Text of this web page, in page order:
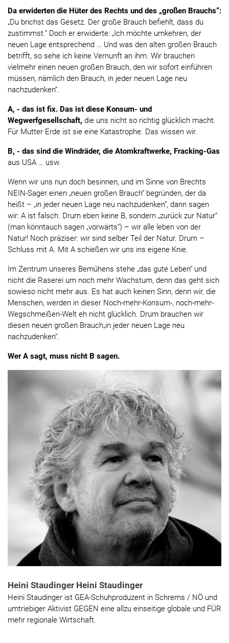
Da erwiderten die Hüter des Rechts und des „großen Brauchs“:
„Du brichst das Gesetz. Der große Brauch befiehlt, dass du
zustimmst.“ Doch er erwiderte: „Ich möchte umkehren, der
neuen Lage entsprechend … Und was den alten großen Brauch
betrifft, so sehe ich keine Vernunft an ihm. Wir brauchen
vielmehr einen neuen großen Brauch, den wir sofort einführen
müssen, nämlich den Brauch, in jeder neuen Lage neu
nachzudenken“.
A, - das ist fix. Das ist diese Konsum- und
Wegwerfgesellschaft, die uns nicht so richtig glücklich macht.
Für Mutter Erde ist sie eine Katastrophe. Das wissen wir.
B, - das sind die Windräder, die Atomkraftwerke, Fracking-Gas
aus USA … usw.
Wenn wir uns nun doch besinnen, und im Sinne von Brechts
NEIN-Sager einen „neuen großen Brauch“ begründen, der da
heißt – „in jeder neuen Lage neu nachzudenken“, dann sagen
wir: A ist falsch. Drum eben keine B, sondern „zurück zur Natur“
(man könntauch sagen „vorwärts“) – wir alle leben von der
Natur! Noch präziser: wir sind selber Teil der Natur. Drum –
Schluss mit A. Mit A schießen wir uns ins eigene Knie.
Im Zentrum unseres Bemühens stehe „das gute Leben“ und
nicht die Raserei um noch mehr Wachstum, denn das geht sich
sowieso nicht mehr aus. Es hat auch keinen Sinn, denn wir, die
Menschen, werden in dieser Noch-mehr-Konsum-, noch-mehr-
Wegschmeißen-Welt eh nicht glücklich. Drum brauchen wir
diesen neuen großen Brauch„in jeder neuen Lage neu
nachzudenken“.
Wer A sagt, muss nicht B sagen.
Heini Staudinger Heini Staudinger
Heini Staudinger ist GEA-Schuhproduzent in Schrems / NÖ und
umtriebiger Aktivist GEGEN eine allzu einseitige globale und FÜR
mehr regionale Wirtschaft.